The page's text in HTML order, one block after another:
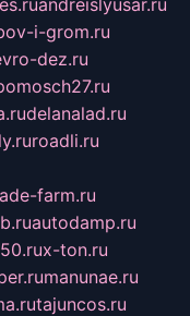
andreislyusar.ru
i-grom.ru
dez.ru
delanalad.ru
roadli.ru
farm.ru
autodamp.ru
x-ton.ru
manunae.ru
tajuncos.ru